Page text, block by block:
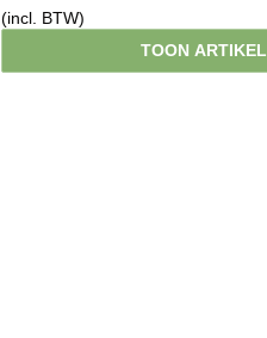
(incl. BTW)
TOON ARTIKEL